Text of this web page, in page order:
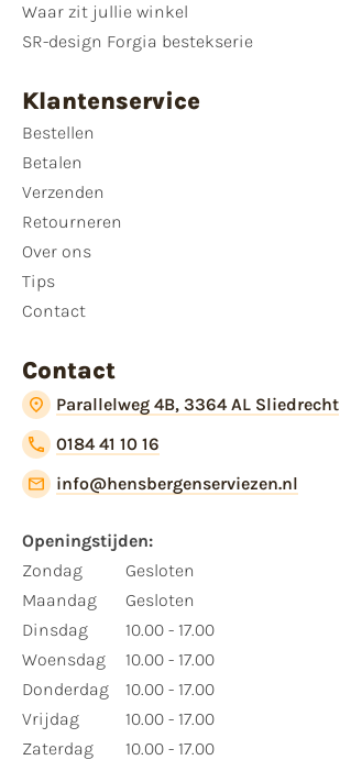
Waar zit jullie winkel
SR-design Forgia bestekserie
Klantenservice
Bestellen
Betalen
Verzenden
Retourneren
Over ons
Tips
Contact
Contact
Parallelweg 4B, 3364 AL Sliedrecht
0184 41 10 16
info@hensbergenserviezen.nl
Openingstijden:
Zondag
Maandag
Dinsdag
Woensdag
Donderdag
Vrijdag
Zaterdag
Gesloten
Gesloten
10.00 - 17.00
10.00 - 17.00
10.00 - 17.00
10.00 - 17.00
10.00 - 17.00